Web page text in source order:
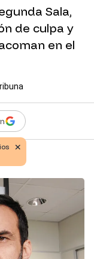
Sala,
de culpa y
en el
link